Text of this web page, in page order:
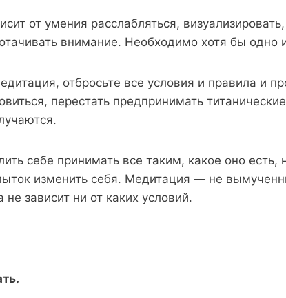
от умения расслабляться,
внимание. Необходимо хотя бы одно
отбросьте все условия и правила и
перестать предпринимать
себе принимать все таким, какое оно есть,
изменить себя. Медитация — не
не зависит ни от каких условий.